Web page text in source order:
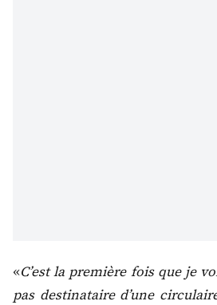
«C’est la première fois que je
pas destinataire d’une